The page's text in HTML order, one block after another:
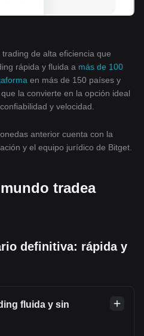
de alta eficiencia que
rápida y fluida a más de 100
en más de 150 países y
la convierte en la opción ideal
y velocidad.
anterior cuenta con la
y el equipo jurídico de Bitget.
tradea
definitiva: rápida y
fluida y sin